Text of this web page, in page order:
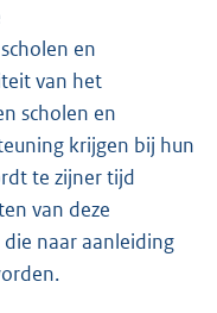
en
van het
scholen en
krijgen bij hun
te zijner tijd
van deze
naar aanleiding